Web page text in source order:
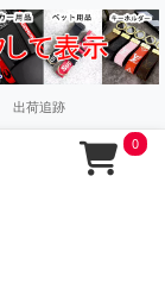
出荷追跡
0